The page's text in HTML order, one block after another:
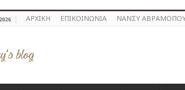
ΑΡΧΙΚΗ ΕΠΙΚΟΙΝΩΝΙΑ ΝΑΝΣΥ